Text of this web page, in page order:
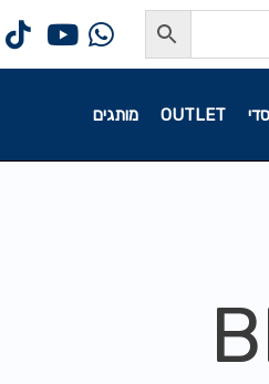
OUTLET מותגים